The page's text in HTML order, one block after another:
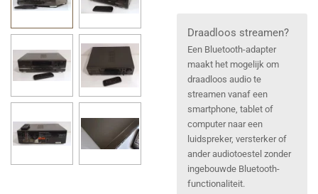
Draadloos streamen?
Een Bluetooth-adapter
maakt het mogelijk om
draadloos audio te
streamen vanaf een
smartphone, tablet of
computer naar een
luidspreker, versterker of
ander audiotoestel zonder
ingebouwde Bluetooth-
functionaliteit.